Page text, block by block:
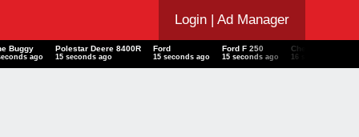
Login| Ad Manager
Buggy
ago
Polestar Deere 8400R
15 seconds ago
Ford
15 seconds ago
Ford F 250
15 seconds ago
Chevrolet
16 seconds ago